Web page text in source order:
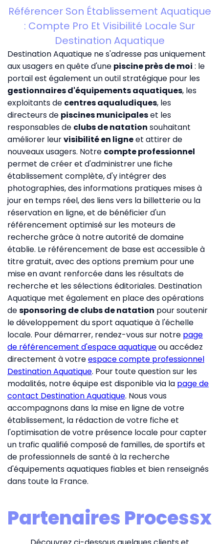
Référencer Son Établissement Aquatique
: Compte Pro Et Visibilité Locale Sur
Destination Aquatique
Destination Aquatique ne s'adresse pas uniquement
aux usagers en quête d'une piscine près de moi : le
portail est également un outil stratégique pour les
gestionnaires d'équipements aquatiques, les
exploitants de centres aqualudiques, les
directeurs de piscines municipaleset les
responsables de clubs de natation souhaitant
améliorer leurvisibilité en ligneet attirer de
nouveaux usagers. Notre compte professionnel
permet de créer et d'administrer une fiche
établissement complète, d'y intégrer des
photographies, des informations pratiques mises à
jour en temps réel, des liens vers la billetterie ou la
réservation en ligne, et de bénéficier d'un
référencement optimisé sur les moteurs de
recherche grâce à notre autorité de domaine
établie. Le référencement de base est accessible à
titre gratuit, avec des options premium pour une
mise en avant renforcée dans les résultats de
recherche et les sélections éditoriales. Destination
Aquatique met également en place des opérations
desponsoring de clubs de natation pour soutenir
le développement du sport aquatique à l'échelle
locale. Pour démarrer, rendez-vous sur notre page
de référencement d'espace aquatiqueou accédez
directement à votreespace compte professionnel
Destination Aquatique. Pour toute question sur les
modalités, notre équipe est disponible via la page de
contact Destination Aquatique. Nous vous
accompagnons dans la mise en ligne de votre
établissement, la rédaction de votre fiche et
l'optimisation de votre présence locale pour capter
un trafic qualifié composé de familles, de sportifs et
de professionnels de santé à la recherche
d'équipements aquatiques fiables et bien renseignés
dans toute la France.
Partenaires Processx